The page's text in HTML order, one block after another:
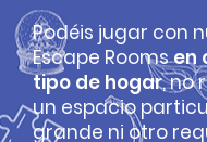
Podéis jugar con
Escape Roomsen
tipo de hogar, no
un espacio
grande ni otro